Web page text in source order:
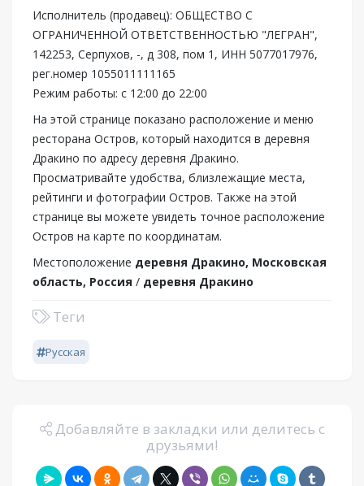
Исполнитель (продавец): ОБЩЕСТВО С
ОГРАНИЧЕННОЙ ОТВЕТСТВЕННОСТЬЮ "ЛЕГРАН",
142253, Серпухов, -, д 308, пом 1, ИНН 5077017976,
рег.номер 1055011111165
Режим работы: с 12:00 до 22:00
На этой странице показано расположение и меню
ресторана Остров, который находится в деревня
Дракино по адресу деревня Дракино.
Просматривайте удобства, близлежащие места,
рейтинги и фотографии Остров. Также на этой
странице вы можете увидеть точное расположение
Остров на карте по координатам.
Местоположение деревня Дракино, Московская
область, Россия / деревня Дракино
Теги
Русская
Добавляйте в закладки или делитесь с
друзьями!